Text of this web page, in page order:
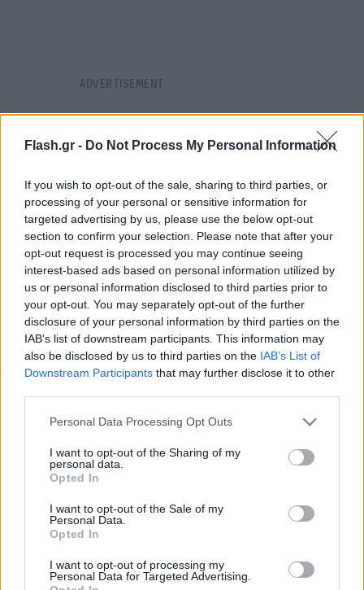
Flash.gr - Do Not Process My Personal Information
If you wish to opt-out of the sale, sharing to third parties, or
processing of your personal or sensitive information for
targeted advertising by us, please use the below opt-out
section to confirm your selection. Please note that after your
opt-out request is processed you may continue seeing
interest-based ads based on personal information utilized by
us or personal information disclosed to third parties prior to
your opt-out. You may separately opt-out of the further
disclosure of your personal information by third parties on the
IAB’s list of downstream participants. This information may
also be disclosed by us to third parties on the IAB’s List of
Downstream Participants that may further disclose it to other
Please note that this website/app uses one or more Google
not limited to your visit or usage behaviour. You may click to
grant or deny consent to Google and its third-party tags to
use your data for below specified purposes in below Google
consent section.
Personal Data Processing Opt Outs
I want to opt-out of the Sharing of my
personal data.
Opted In
I want to opt-out of the Sale of my
Personal Data.
Opted In
I want to opt-out of processing my
Personal Data for Targeted Advertising.
Η απόφαση να χορηγηθεί έγκριση για αυτό το
συμβουλευτικό όργανο εμπειρογνωμόνων της
κυβέρνησης, την «Επιτροπή για τα Ανθρώπινα
Φάρμακα», μετά από προσεκτική εξέταση των
εμβολίου, το ήμισυ του εμβολίου (25
μικρογραμμάρια) στοχεύει στο αρχικό στέλεχος
του ιού από το 2020 και το άλλο μισό (25
μικρογραμμάρια) στοχεύει στην Όμικρον.